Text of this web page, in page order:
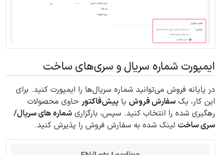
ایمپورت شماره سریال و سری‌های ساخت
در پایانه فروش می‌توانید شماره سریال‌ها را ایمپورت کنید. برای
این کار، یک سفارش فروش یا پیش‌فاکتور حاوی محصولات
رهگیری شده را انتخاب کنید. سپس، بارگزاری شماره ‌های سریال/
سری ساخت لینک شده به سفارش فروش را پذیرش کنید.